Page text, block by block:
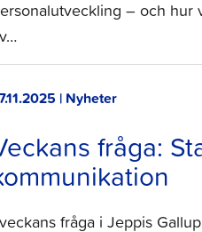
– och hur
| Nyheter
fråga:
fråga i Jeppis